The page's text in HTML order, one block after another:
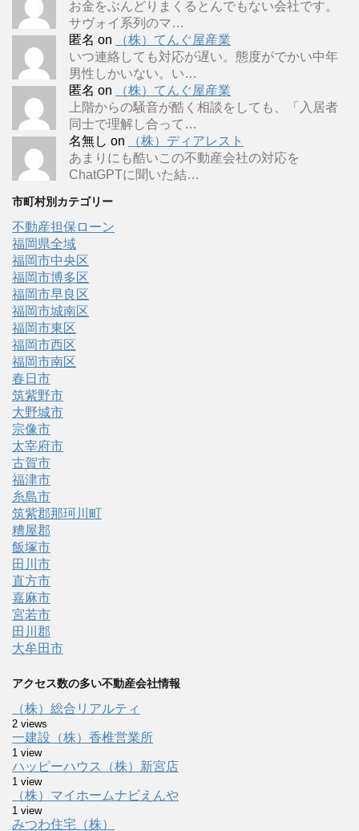
お金をぶんどりまくるとんでもない会社です。
サヴォイ系列のマ…
匿名 on
（株）てんぐ屋産業
いつ連絡しても対応が遅い。態度がでかい中年
男性しかいない。い…
匿名 on
（株）てんぐ屋産業
上階からの騒音が酷く相談をしても、「入居者
同士で理解し合って…
名無し on
（株）ディアレスト
あまりにも酷いこの不動産会社の対応を
ChatGPTに聞いた結…
市町村別カテゴリー
不動産担保ローン
福岡県全域
福岡市中央区
福岡市博多区
福岡市早良区
福岡市城南区
福岡市東区
福岡市西区
福岡市南区
春日市
筑紫野市
大野城市
宗像市
太宰府市
古賀市
福津市
糸島市
筑紫郡那珂川町
糟屋郡
飯塚市
田川市
直方市
嘉麻市
宮若市
田川郡
大牟田市
アクセス数の多い不動産会社情報
（株）総合リアルティ
2 views
一建設（株）香椎営業所
1 view
ハッピーハウス（株）新宮店
1 view
（株）マイホームナビえんや
1 view
みつわ住宅（株）